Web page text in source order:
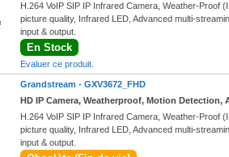
H.264 VoIP SIP IP Infrared Camera, Weather-Proof
picture quality, Infrared LED, Advanced multi-
input & output.
En Stock
Evaluer ce produit.
Grandstream - GXV3672_FHD
HD IP Camera, Weatherproof, Motion Detection,
H.264 VoIP SIP IP Infrared Camera, Weather-Proof
picture quality, Infrared LED, Advanced multi-
input & output.